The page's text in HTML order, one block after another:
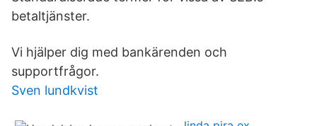
betaltjänster.
Vi hjälper dig med bankärenden och
supportfrågor.
Sven lundkvist